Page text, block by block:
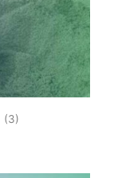
(3)